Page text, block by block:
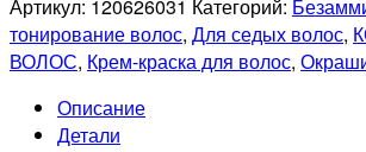
PROFESSIONNEL
77/07
ТОНИРУЮЩАЯ
КРАСКА
Артикул: 120626031 Категорий:
тонирование волос, Для седых волос,
ВОЛОС, Крем-краска для волос,
Описание
Детали